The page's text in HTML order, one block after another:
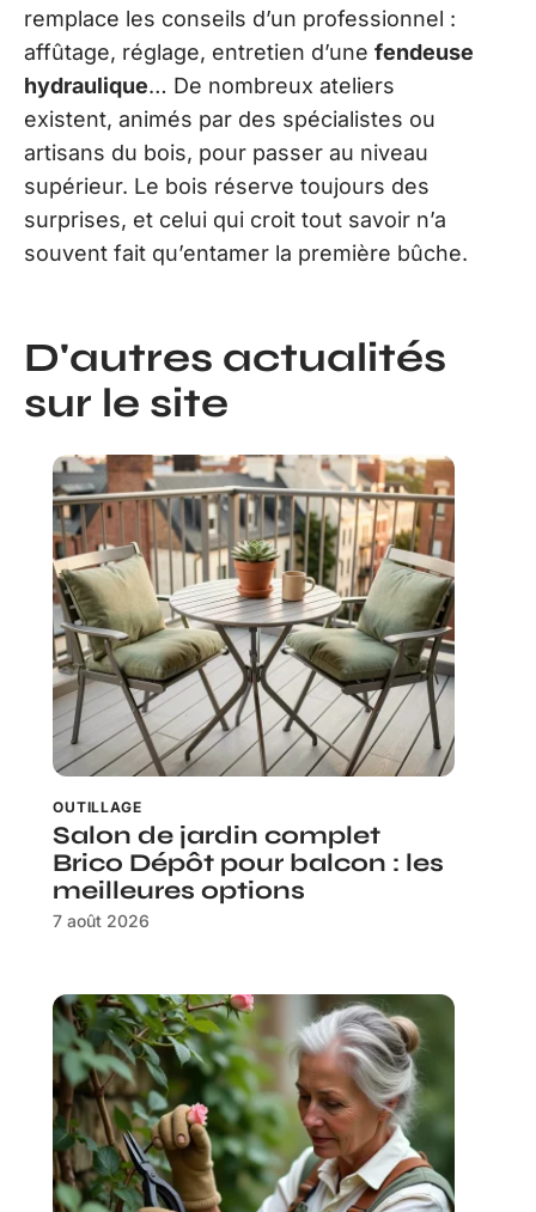
remplace les conseils d’un professionnel :
affûtage, réglage, entretien d’une fendeuse
hydraulique… De nombreux ateliers
existent, animés par des spécialistes ou
artisans du bois, pour passer au niveau
supérieur. Le bois réserve toujours des
surprises, et celui qui croit tout savoir n’a
souvent fait qu’entamer la première bûche.
D'autres actualités
sur le site
OUTILLAGE
Salon de jardin complet
Brico Dépôt pour balcon : les
meilleures options
7 août 2026